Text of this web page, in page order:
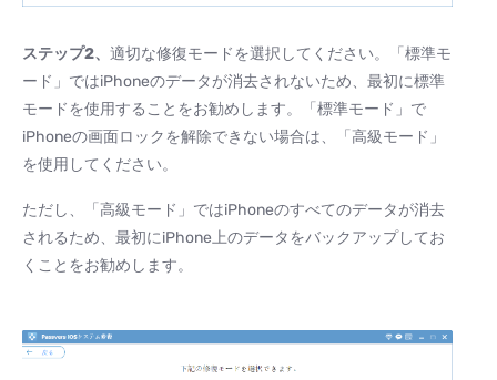
ステップ2、 適切な修復モードを選択してください。「標準モ
ード」ではiPhoneのデータが消去されないため、最初に標準
モードを使用することをお勧めします。「標準モード」で
iPhoneの画面ロックを解除できない場合は、「高級モード」
を使用してください。
ただし、「高級モード」ではiPhoneのすべてのデータが消去
されるため、最初にiPhone上のデータをバックアップしてお
くことをお勧めします。